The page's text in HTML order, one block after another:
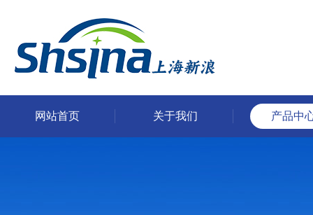
网站首页 关于我们 产品中